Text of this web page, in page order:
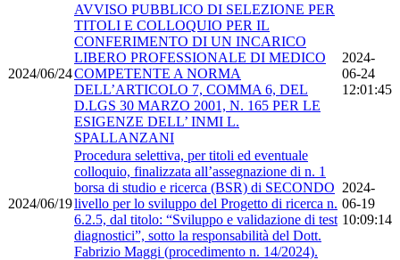
2024/06/24
AVVISO PUBBLICO DI SELEZIONE PER
TITOLI E COLLOQUIO PER IL
CONFERIMENTO DI UN INCARICO
LIBERO PROFESSIONALE DI MEDICO
COMPETENTE A NORMA
DELL’ARTICOLO 7, COMMA 6, DEL
D.LGS 30 MARZO 2001, N. 165 PER LE
ESIGENZE DELL’ INMI L.
SPALLANZANI
2024-
06-24
12:01:45
2024/06/19
Procedura selettiva, per titoli ed eventuale
colloquio, finalizzata all’assegnazione di n. 1
borsa di studio e ricerca (BSR) di SECONDO
livello per lo sviluppo del Progetto di ricerca n.
6.2.5, dal titolo: “Sviluppo e validazione di test
diagnostici”, sotto la responsabilità del Dott.
Fabrizio Maggi (procedimento n. 14/2024).
2024-
06-19
10:09:14